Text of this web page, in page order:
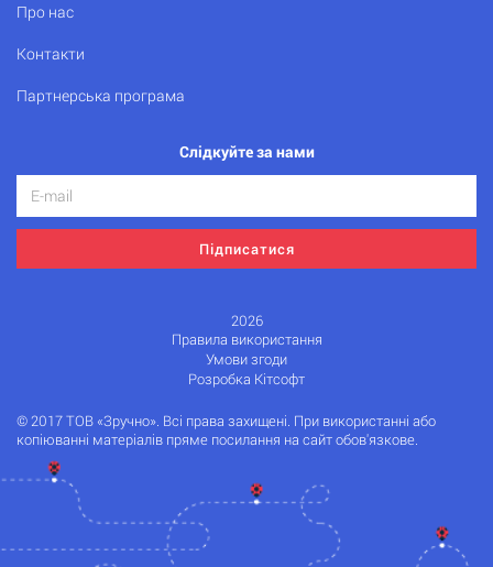
Про нас
Контакти
Партнерська програма
Слідкуйте за нами
Підписатися
2026
Правила використання
Умови згоди
Розробка Кітсофт
© 2017 ТОВ «Зручно». Всі права захищені. При використанні або
копіюванні матеріалів пряме посилання на сайт обов'язкове.